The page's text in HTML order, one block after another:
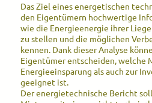
Das Ziel eines energetischen
den Eigentümern hochwertige
wie die Energieenergie ihrer
zu stellen und die möglichen
kennen. Dank dieser Analyse
Eigentümer entscheiden, welche
Energieeinsparung als auch zur
geeignet ist.
Der energietechnische Bericht